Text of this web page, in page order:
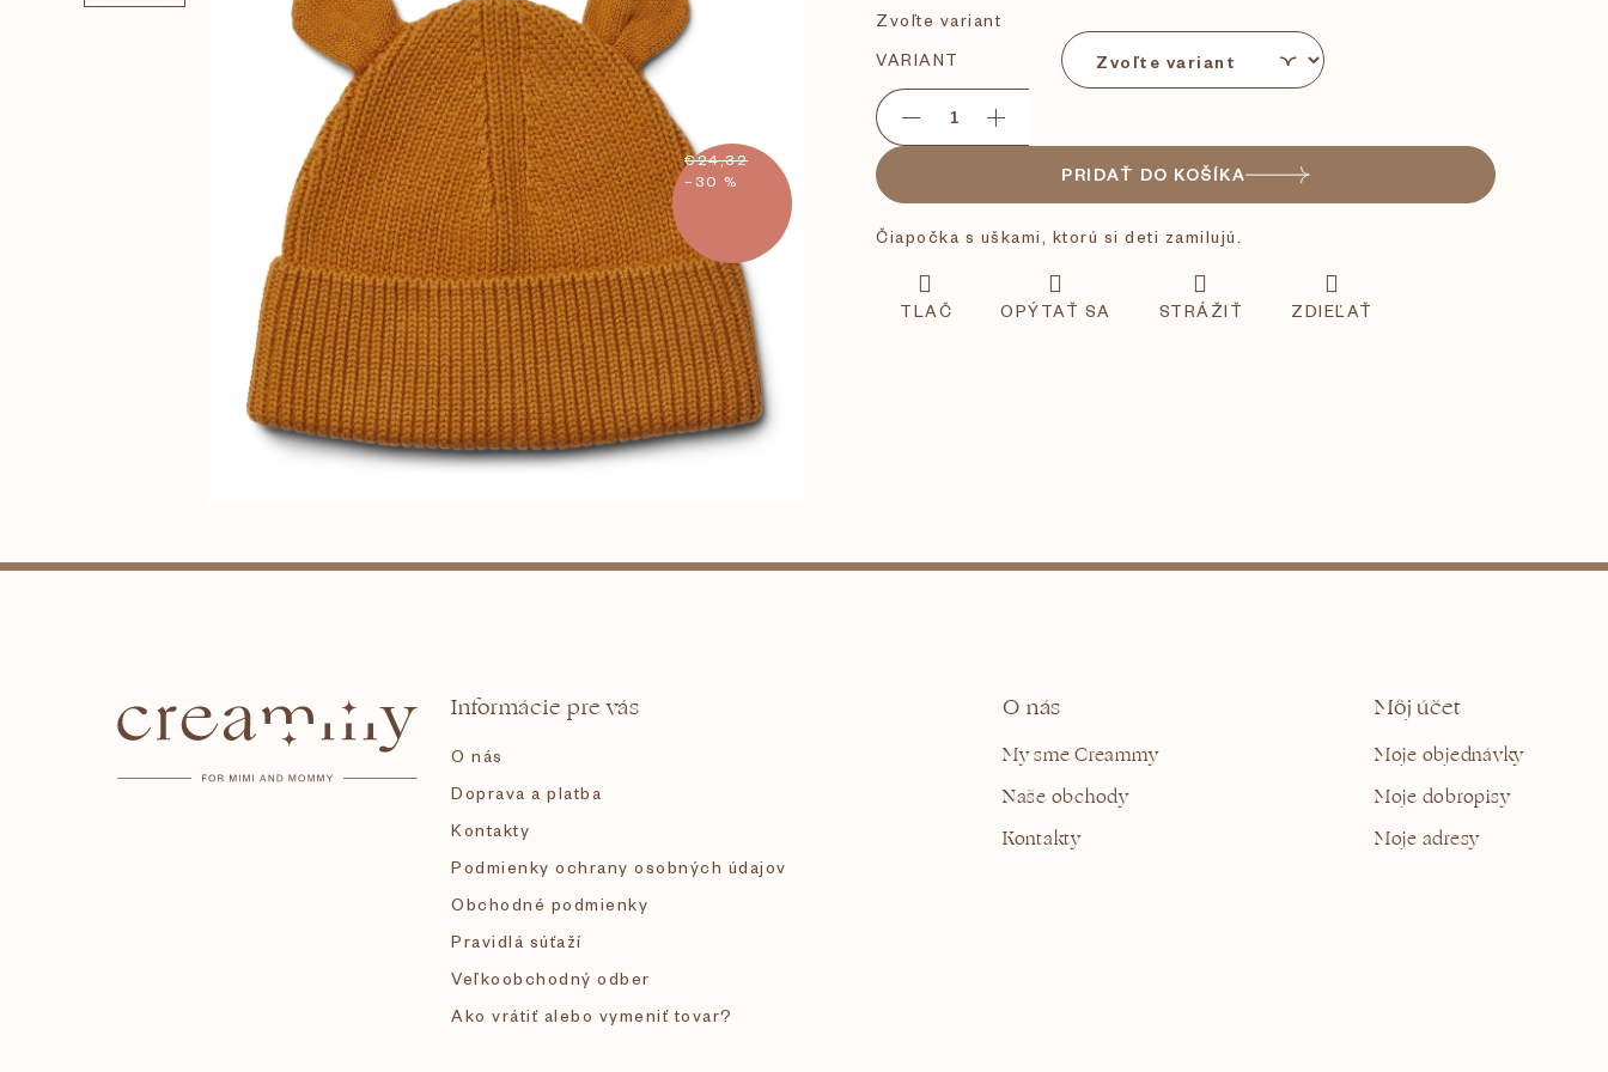
€24,32
–30 %
Zvoľte variant
VARIANT
PRIDAŤ DO KOŠÍKA
Čiapočka s uškami, ktorú si deti zamilujú.
TLAČ OPÝTAŤ SA STRÁŽIŤ ZDIEĽAŤ
Informácie pre vás
O nás
Doprava a platba
Kontakty
Podmienky ochrany osobných údajov
Obchodné podmienky
Pravidlá súťaží
Veľkoobchodný odber
Ako vrátiť alebo vymeniť tovar?
O nás
My sme Creammy
Naše obchody
Kontakty
Môj účet
Moje objednávky
Moje dobropisy
Moje adresy